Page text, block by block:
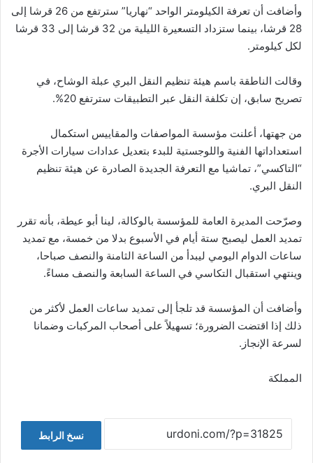
وأضافت أن تعرفة الكيلومتر الواحد “نهاريا” سترتفع من 26 قرشا إلى
28 قرشا، بينما ستزداد التسعيرة الليلية من 32 قرشا إلى 33 قرشا
لكل كيلومتر.
وقالت الناطقة باسم هيئة تنظيم النقل البري عبلة الوشاح، في
تصريح سابق، إن تكلفة النقل عبر التطبيقات سترتفع 20%.
من جهتها، أعلنت مؤسسة المواصفات والمقاييس استكمال
استعداداتها الفنية واللوجستية للبدء بتعديل عدادات سيارات الأجرة
“التاكسي”، تماشيا مع التعرفة الجديدة الصادرة عن هيئة تنظيم
النقل البري.
وصرّحت المديرة العامة للمؤسسة بالوكالة، لينا أبو عيطة، بأنه تقرر
تمديد العمل ليصبح ستة أيام في الأسبوع بدلا من خمسة، مع تمديد
ساعات الدوام اليومي ليبدأ من الساعة الثامنة والنصف صباحا،
وينتهي استقبال التكاسي في الساعة السابعة والنصف مساءً.
وأضافت أن المؤسسة قد تلجأ إلى تمديد ساعات العمل لأكثر من
ذلك إذا اقتضت الضرورة؛ تسهيلاً على أصحاب المركبات وضمانا
لسرعة الإنجاز.
المملكة
نسخ الرابط